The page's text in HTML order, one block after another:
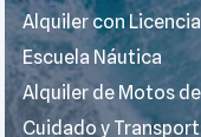
Alquiler con Licencia
Escuela Náutica
Alquiler de Motos
Cuidado y